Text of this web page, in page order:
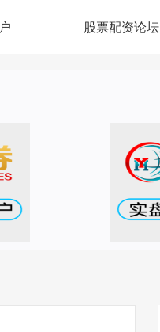
股票配资论坛